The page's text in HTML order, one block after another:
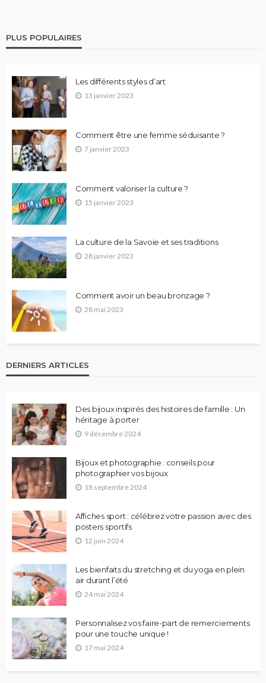
PLUS POPULAIRES
Les différents styles d’art
13 janvier 2023
Comment être une femme séduisante ?
7 janvier 2023
Comment valoriser la culture ?
15 janvier 2023
La culture de la Savoie et ses traditions
28 janvier 2023
Comment avoir un beau bronzage ?
28 mai 2023
DERNIERS ARTICLES
Des bijoux inspirés des histoires de famille : Un
héritage à porter
9 décembre 2024
Bijoux et photographie : conseils pour
photographier vos bijoux
18 septembre 2024
Affiches sport : célébrez votre passion avec des
posters sportifs
12 juin 2024
Les bienfaits du stretching et du yoga en plein
air durant l’été
24 mai 2024
Personnalisez vos faire-part de remerciements
pour une touche unique !
17 mai 2024